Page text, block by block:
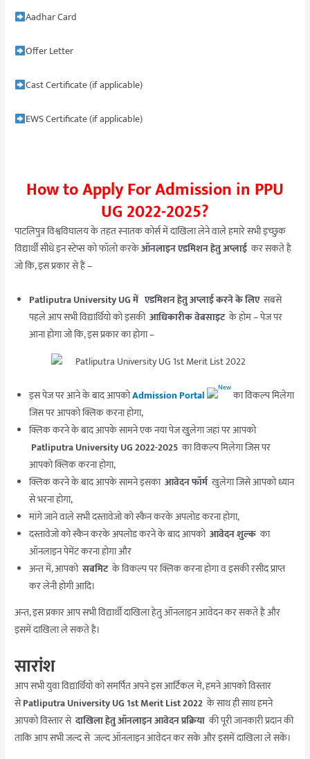
Aadhar Card
Offer Letter
Cast Certificate (if applicable)
EWS Certificate (if applicable)
How to Apply For Admission in PPU
UG 2022-2025?
पाटलिपुत्र विश्वविघालय के तहत स्नातक कोर्स में दाखिला लेने वाले हमारे सभी इच्छुक
विद्यार्थी सीधे इन स्टेप्स को फॉलो करकेऑनलाइन एडमिशन हेतु अप्लाई कर सकते है
जो कि, इस प्रकार से हैं –
Patliputra University UG में एडमिशन हेतु अप्लाई करने के लिए सबसे
पहले आप सभी विद्यार्थियो को इसकी आधिकारीक वेबसाइट के होम – पेज पर
आना होगा जो कि, इस प्रकार का होगा –
इस पेज पर आने के बाद आपकोAdmission Portal
का विकल्प मिलेगा
जिस पर आपको क्लिक करना होगा,
क्लिक करने के बाद आपके सामने एक नया पेज खुुलेगा जहां पर आपको
Patliputra University UG 2022-2025 का विकल्प मिलेगा जिस पर
आपको क्लिक करना होगा,
क्लिक करने के बाद आपके सामने इसका आवेदन फॉर्म खुलेगा जिसे आपको ध्यान
से भरना होगा,
मांगे जाने वाले सभी दस्तावेजो को स्कैन करके अपलोड करना होगा,
दस्तावेजो को स्कैन करके अपलोड करने के बाद आपको आवेदन शुल्क का
ऑनलाइन पेमेंट करना होगा और
अन्त में, आपकोसबमिट के विकल्प पर क्लिक करना होगा व इसकी रसीद प्राप्त
कर लेनी होगी आदि।
अन्त, इस प्रकार आप सभी विद्यार्थी दाखिला हेतु ऑनलाइन आवेदन कर सकते है और
इसमें दाखिला ले सकते है।
सारांश
आप सभी युवा विद्यार्थियो को समर्पित अपने इस आर्टिकल मे, हमने आपको विस्तार
सेPatliputra University UG 1st Merit List 2022 के साथ ही साथ हमने
आपको विस्तार सेदाखिला हेतु ऑनलाइन आवेदन प्रक्रिया की पूरी जानकारी प्रदान की
ताकि आप सभी जल्द से जल्द ऑनलाइन आवेदन कर सके और इसमें दाखिला ले सकें।